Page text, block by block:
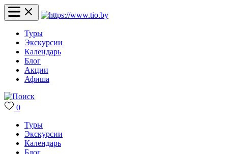
Туры
Экскурсии
Календарь
Блог
Акции
Афиша
0
Туры
Экскурсии
Календарь
Блог